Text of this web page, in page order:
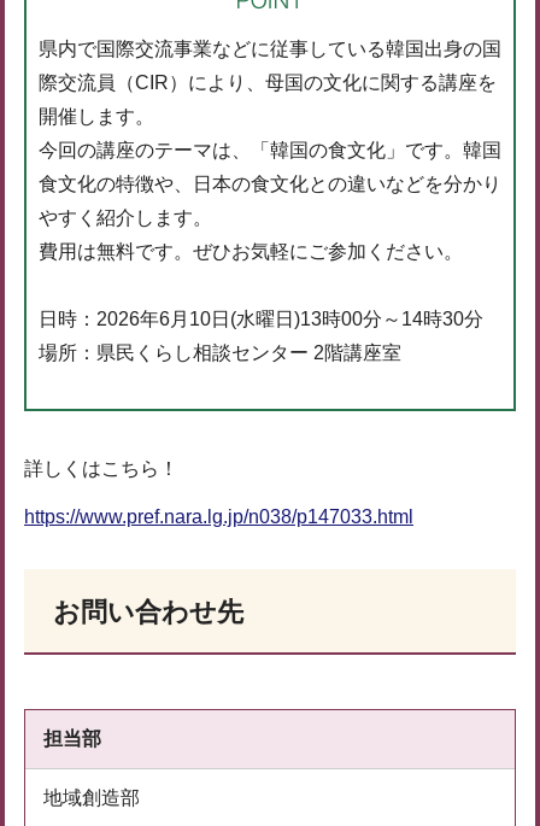
県内で国際交流事業などに従事している韓国出身の国
際交流員（CIR）により、母国の文化に関する講座を
開催します。
今回の講座のテーマは、「韓国の食文化」です。韓国
食文化の特徴や、日本の食文化との違いなどを分かり
やすく紹介します。
費用は無料です。ぜひお気軽にご参加ください。
日時：2026年6月10日(水曜日)13時00分～14時30分
場所：県民くらし相談センター 2階講座室
詳しくはこちら！
https://www.pref.nara.lg.jp/n038/p147033.html
お問い合わせ先
担当部
地域創造部